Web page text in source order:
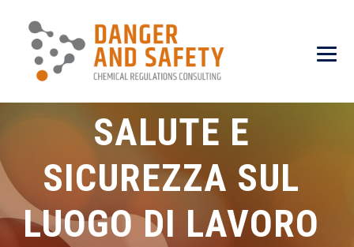
SALUTE E
SICUREZZA SUL
LUOGO DI LAVORO